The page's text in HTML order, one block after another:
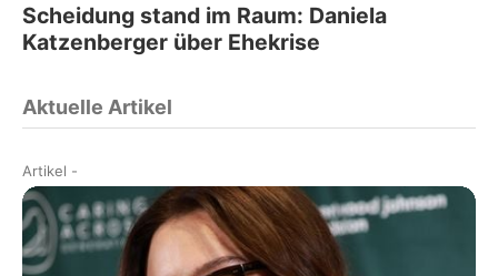
Scheidung stand im Raum: Daniela
Katzenberger über Ehekrise
Aktuelle Artikel
Artikel -